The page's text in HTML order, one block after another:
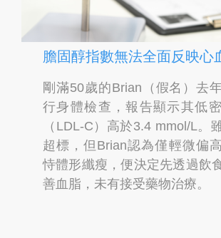
膽固醇指數無法全面反映心
剛滿50歲的Brian（假名）去
行身體檢查，報告顯示其低
（LDL-C）高於3.4 mmol/L。
超標，但Brian認為僅輕微偏
恃體形纖瘦，便決定先透過飲
善血脂，未有接受藥物治療。